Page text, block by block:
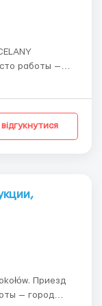
відгукнутися
Приезд